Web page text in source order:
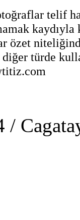
telif
özet
diğer türde